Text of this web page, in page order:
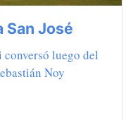
San José
conversó luego del
Noy